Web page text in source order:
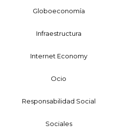
Globoeconomía
Infraestructura
Internet Economy
Ocio
Responsabilidad Social
Sociales